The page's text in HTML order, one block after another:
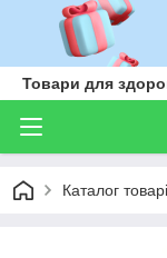
Товари для
Каталог